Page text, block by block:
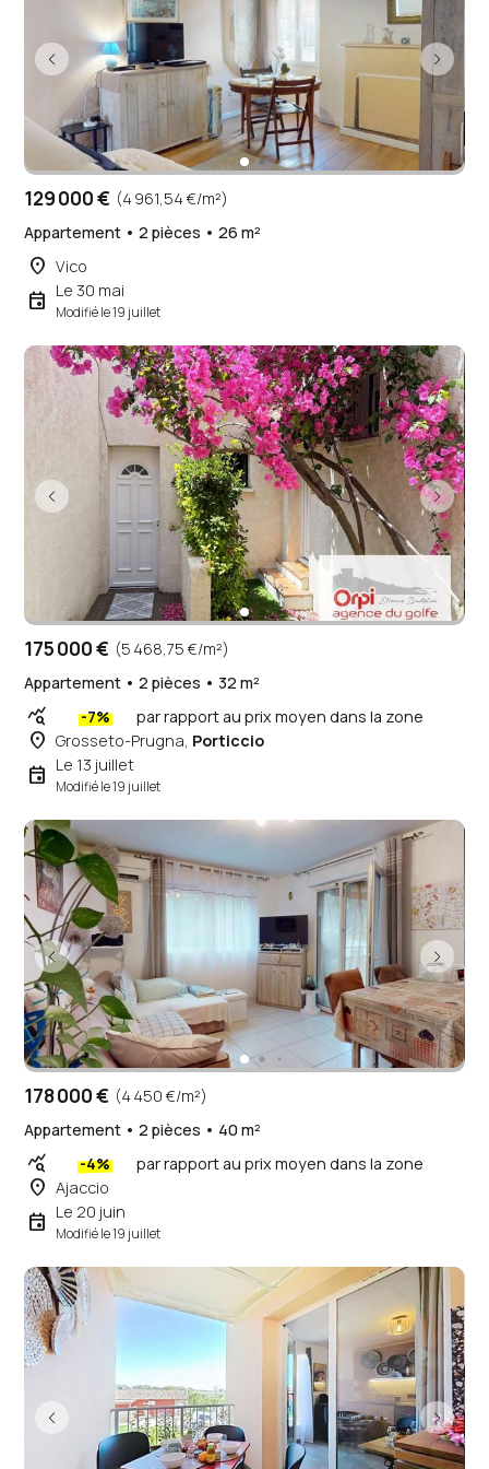
129 000 € (4 961,54 €/m²)
Appartement • 2 pièces • 26 m²
place Vico
event Le 30 mai
Modifié le 19 juillet
175 000 € (5 468,75 €/m²)
Appartement • 2 pièces • 32 m²
query_stats -7% par rapport au prix moyen dans la zone
place Grosseto-Prugna, Porticcio
event Le 13 juillet
Modifié le 19 juillet
178 000 € (4 450 €/m²)
Appartement • 2 pièces • 40 m²
query_stats -4% par rapport au prix moyen dans la zone
place Ajaccio
event Le 20 juin
Modifié le 19 juillet